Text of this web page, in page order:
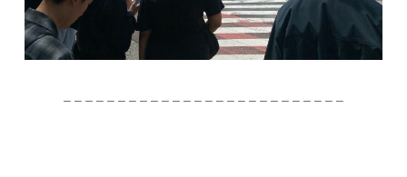
– – – – – – – – – – – – – – – – – – – – – – – – – –